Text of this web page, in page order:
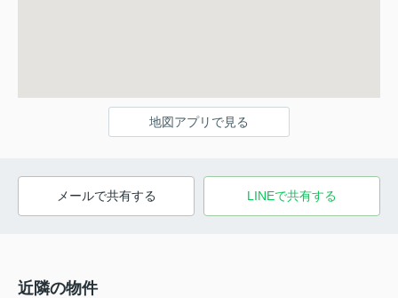
地図アプリで見る
メールで共有する LINEで共有する
近隣の物件